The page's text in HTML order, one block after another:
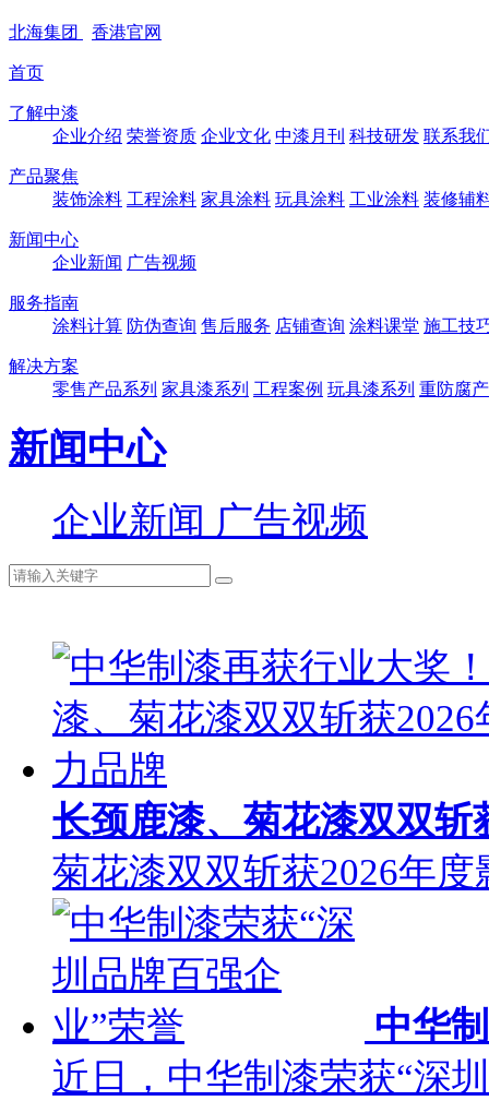
北海集团 香港官网
首页
了解中漆
企业介绍 荣誉资质 企业文化 中漆月刊 科技研发 联系我
产品聚焦
装饰涂料 工程涂料 家具涂料 玩具涂料 工业涂料 装修辅
新闻中心
企业新闻 广告视频
服务指南
涂料计算 防伪查询 售后服务 店铺查询 涂料课堂 施工技
解决方案
零售产品系列 家具漆系列 工程案例 玩具漆系列 重防腐
新闻中心
企业新闻 广告视频
长颈鹿漆、菊花漆双双
菊花漆双双斩获2026年
中华
近日，中华制漆荣获“深